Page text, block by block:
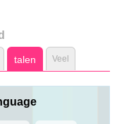
talen Veel